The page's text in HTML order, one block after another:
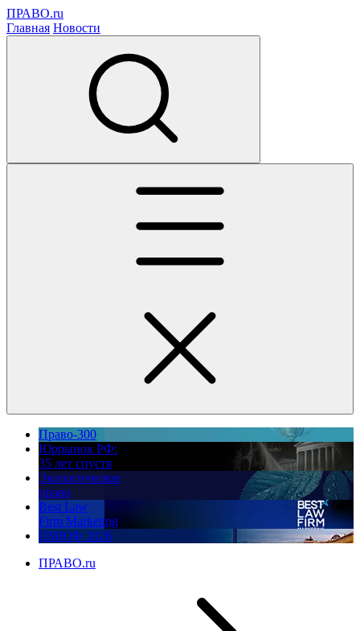
ПРАВО.ru
Главная Новости
Право-300
Юррынок РФ:
35 лет спустя
Экологическое
право
Best Law
Firm Marketing
ПМЮФ 2026
ПРАВО.ru